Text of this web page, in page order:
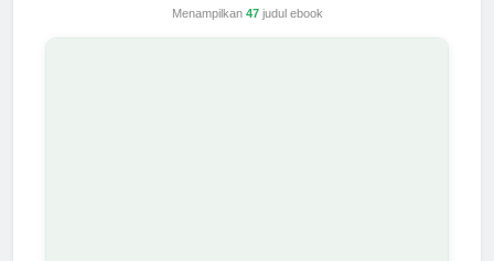
Menampilkan 47judul ebook